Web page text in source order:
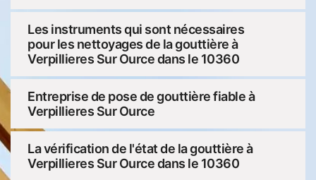
Les instruments qui sont nécessaires
pour les nettoyages de la gouttière à
Verpillieres Sur Ource dans le 10360
Entreprise de pose de gouttière fiable à
Verpillieres Sur Ource
La vérification de l'état de la gouttière à
Verpillieres Sur Ource dans le 10360